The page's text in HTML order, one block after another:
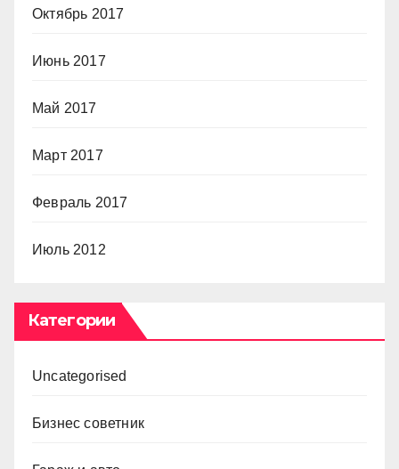
Октябрь 2017
Июнь 2017
Май 2017
Март 2017
Февраль 2017
Июль 2012
Категории
Uncategorised
Бизнес советник